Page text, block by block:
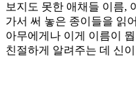
보지도 못한 애채들 이름,
가서 써 놓은 종이들을 읽
아무에게나 이게 이름이
친절하게 알려주는 데 신